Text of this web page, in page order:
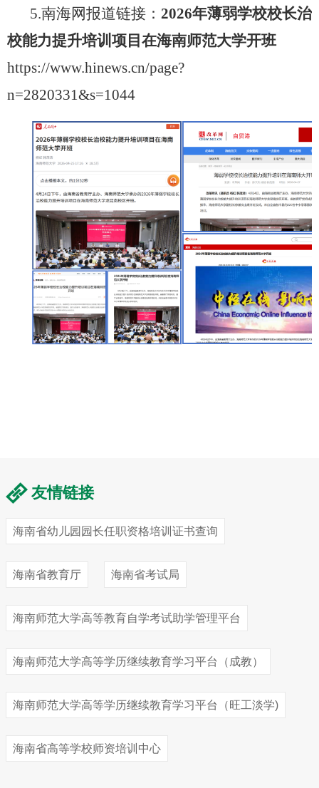
5.南海网报道链接： 2026年薄弱学校校长治
校能力提升培训项目在海南师范大学开班
https://www.hinews.cn/page?
n=2820331&s=1044
友情链接
海南省幼儿园园长任职资格培训证书查询
海南省教育厅 海南省考试局
海南师范大学高等教育自学考试助学管理平台
海南师范大学高等学历继续教育学习平台（成教）
海南师范大学高等学历继续教育学习平台（旺工淡学)
海南省高等学校师资培训中心